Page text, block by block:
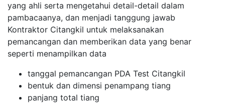
yang ahli serta mengetahui detail-detail dalam
pambacaanya, dan menjadi tanggung jawab
Kontraktor Citangkil untuk melaksanakan
pemancangan dan memberikan data yang benar
seperti menampilkan data
tanggal pemancangan PDA Test Citangkil
bentuk dan dimensi penampang tiang
panjang total tiang